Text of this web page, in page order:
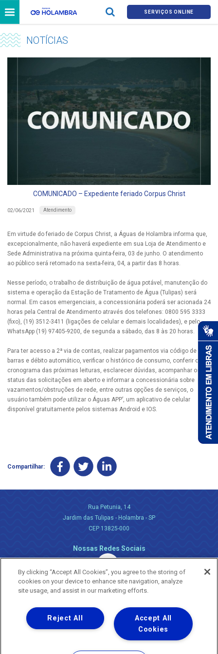
SERVIÇOS ONLINE
NOTÍCIAS
COMUNICADO – Expediente feriado Corpus Christ
02/06/2021 Atendimento
Em virtude do feriado de Corpus Christ, a Águas de Holambra informa que,
excepcionalmente, não haverá expediente em sua Loja de Atendimento e
Sede Administrativa na próxima quinta-feira, 03 de junho. O atendimento
ao público será retomado na sexta-feira, 04, a partir das 8 horas.
Nesse período, o trabalho de distribuição de água potável, manutenção do
sistema e operação da Estação de Tratamento de Água (Tulipas) será
normal. Em casos emergenciais, a concessionária poderá ser acionada 24
horas pela Central de Atendimento através dos telefones: 0800 595 3333
(fixo), (19) 3512-3411 (ligações de celular e demais localidades), e pelo
WhatsApp (19) 97405-9200, de segunda a sábado, das 8 às 20 horas.
Para ter acesso a 2ª via de contas, realizar pagamentos via código de
barras e débito automático, verificar o histórico de consumo, conferir o
cronograma das próximas leituras, esclarecer dúvidas, acompanhar os
status das solicitações em aberto e informar a concessionária sobre
vazamentos/obstruções de rede, entre outras opções de serviços, o
usuário também pode utilizar o Águas APP’, um aplicativo de celular
disponível gratuitamente pelos sistemas Android e IOS.
Compartilhar:
Rua Petunia, 14
Jardim das Tulipas - Holambra - SP
CEP 13825-000
Nossas Redes Sociais
Uma empresa
Copyright ® 2026 - Todos os Direitos Reservados.
Nossa natureza movimenta a vida
By clicking “Accept All Cookies”, you agree to the storing of
cookies on your device to enhance site navigation, analyze
site usage, and assist in our marketing efforts.
Accept All
Cookies
Reject All